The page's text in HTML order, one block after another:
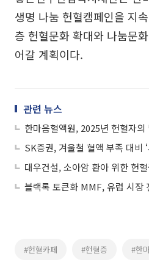
생명 나눔 헌혈캠페인을 지
층 헌혈문화 확대와 나눔문
어갈 계획이다.
관련 뉴스
한마음혈액원, 2025년 헌혈자
SK증권, 겨울철 혈액 부족 대비
대우건설, 소아암 환아 위한 헌
블랙록 토큰화 MMF, 유럽 시장
#헌혈카페 #헌혈증 #한